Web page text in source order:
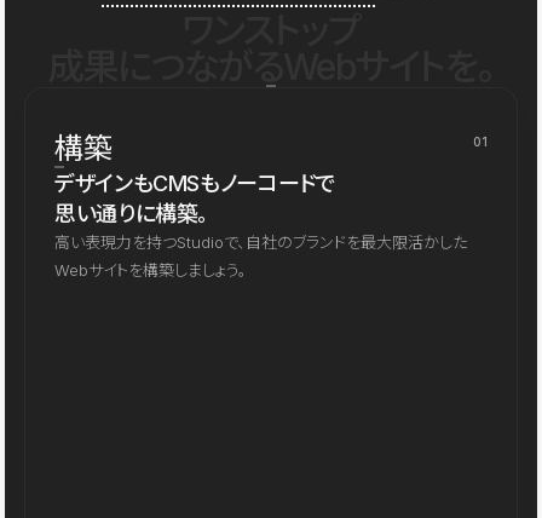
構築 01
デザインもCMSもノーコードで
思い通りに構築。
高い表現力を持つStudioで、自社のブランドを最大限活かした
Webサイトを構築しましょう。